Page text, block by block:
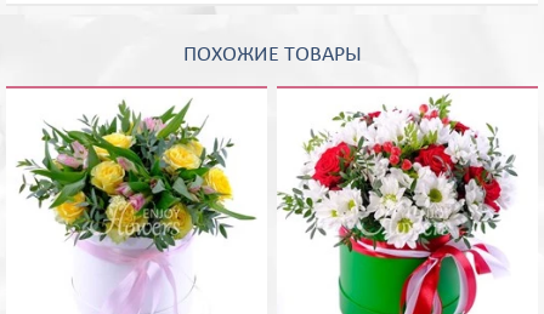
ПОХОЖИЕ ТОВАРЫ